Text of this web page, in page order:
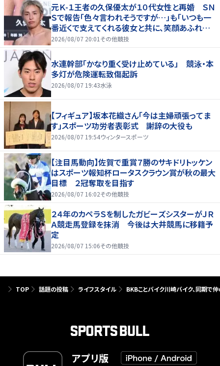
元Ｋ-１王者の久保優太が１０代女性と再婚 ＳＮ
Ｓで報告「色々言われそうですが…」も「いつも一
番近くで支えてくれる彼女と共に、笑顔あふれる
家庭を築いていきたい」
2026/08/07 20:01 その他競技
水連幹部「かなり重く受け止めている」 競泳・本
多灯が危険運転致傷起訴
2026/08/07 19:43水泳
【フィギュア】坂本花織さん「今は主婦頑張ってま
す」スポーツ功労者表彰式 謝辞の大役も
2026/08/07 19:54ウィンタースポーツ
【注目馬動向】佐賀で重賞７勝のサキドリトッケン
はスポーツ報知杯ロータスクラウン賞が秋の最大
目標 ２冠奪取を目指す
2026/08/07 16:02その他競技
２４年のカペラＳを制したガビーズシスターがＪＲ
Ａ競走馬登録を抹消 今後は大井競馬に移籍予
定
2026/08/07 15:06その他競技
TOP 話題の投稿 ライフスタイル BKBことバイク川崎バイク、同期で
アプリ版